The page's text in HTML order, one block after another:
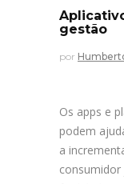
gestão
por
Os apps e
podem
a